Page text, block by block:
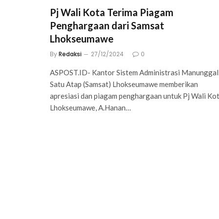
Pj Wali Kota Terima Piagam
Penghargaan dari Samsat
Lhokseumawe
ByRedaksi 27/12/2024 0
ASPOST.ID- Kantor Sistem Administrasi Manunggal
Satu Atap (Samsat) Lhokseumawe memberikan
apresiasi dan piagam penghargaan untuk Pj Wali
Lhokseumawe, A.Hanan…